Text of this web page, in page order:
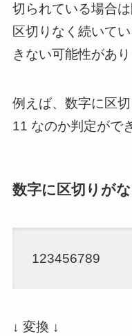
切られている場合
区切りなく続いて
きない可能性があり
例えば、数字に区
11 なのか判定がで
数字に区切りが
123456789
↓ 変換 ↓